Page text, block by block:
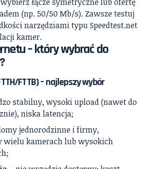
(np. 50/50 Mb/s). Zawsze testuj
narzędziami typu Speedtest.net
kamer.
– który wybrać do
FTTB) – najlepszy wybór
stabilny, wysoki upload (nawet do
niska latencja;
jednorodzinne i firmy,
wielu kamerach lub wysokich